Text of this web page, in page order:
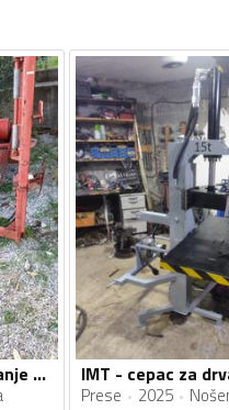
BOMAG - za strecovanje rolo bala IMT - cepac za
Prese 2025